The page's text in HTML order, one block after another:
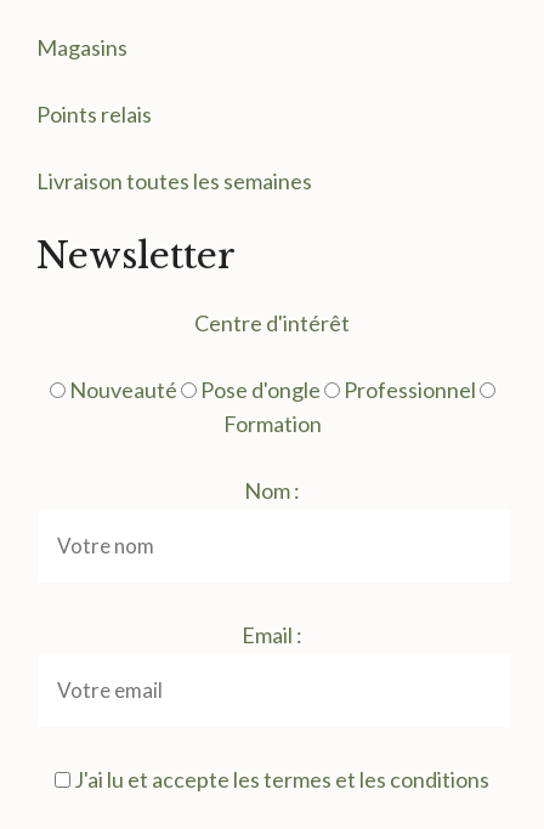
Magasins
Points relais
Livraison toutes les semaines
Newsletter
Centre d'intérêt
Nouveauté Pose d'ongle
Professionnel
Formation
Nom :
Email :
J'ai lu et accepte les termes et les conditions